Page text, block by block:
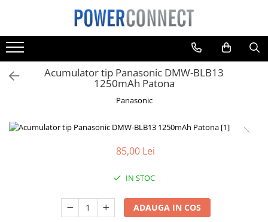
Toate Produsele
Sisteme filtrare apa
Sisteme filtrare apa
Aparate foto
Acumulator tip Panasonic DMW-BLB13
1250mAh Patona
Panasonic
85,00 Lei
IN STOC
ADAUGA IN COS